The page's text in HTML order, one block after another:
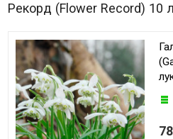
Рекорд (Flower Record) 10